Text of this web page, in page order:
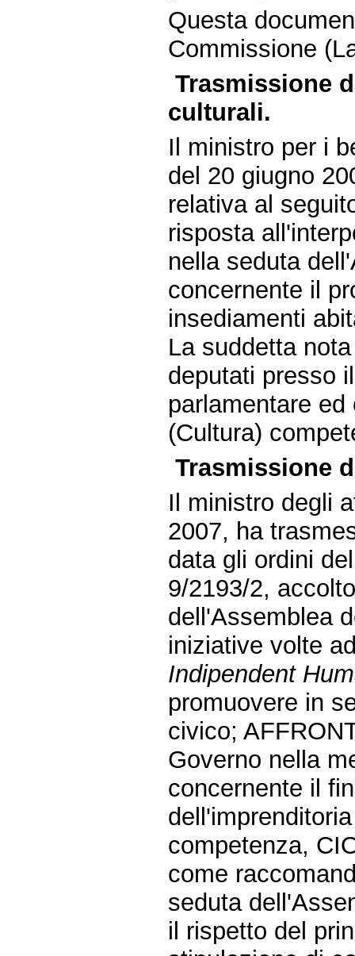
Questa
Commissione
Trasmissione
culturali.
Il ministro per i
del 20 giugno
relativa al
risposta
nella seduta
concernente il
insediamenti
La suddetta
deputati presso
parlamentare
(Cultura)
Trasmissione
Il ministro degli
2007, ha
data gli ordini
9/2193/2,
dell'Assemblea
iniziative volte
Indipendent
promuovere in
civico;
Governo nella
concernente il
competenza,
come
seduta
il rispetto del